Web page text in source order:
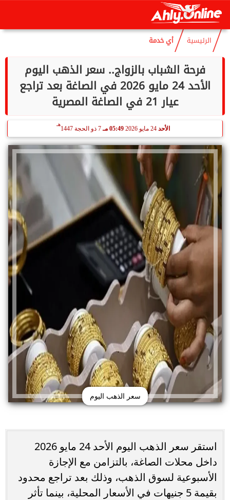
السبت
الرئيسية أي خدمة
فرحة الشباب بالزواج.. سعر الذهب اليوم
الأحد 24 مايو 2026 في الصاغة بعد تراجع
عيار 21 في الصاغة المصرية
الأحد 24 مايو 2026 05:49 مـ 7 ذو الحجة 1447
هـ
سعر الذهب اليوم
استقر سعر الذهب اليوم الأحد 24 مايو 2026
داخل محلات الصاغة، بالتزامن مع الإجازة
الأسبوعية لسوق الذهب، وذلك بعد تراجع محدود
بقيمة 5 جنيهات في الأسعار المحلية، بينما تأثر